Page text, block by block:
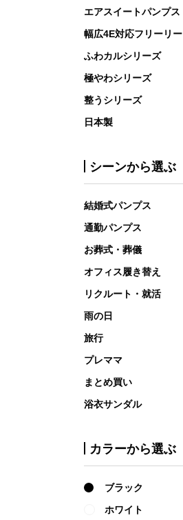
エアスイートパンプス
幅広4E対応フリーリー
ふわカルシリーズ
極やわシリーズ
整うシリーズ
日本製
シーンから選ぶ
結婚式パンプス
通勤パンプス
お葬式・葬儀
オフィス履き替え
リクルート・就活
雨の日
旅行
プレママ
まとめ買い
浴衣サンダル
カラーから選ぶ
ブラック
ホワイト